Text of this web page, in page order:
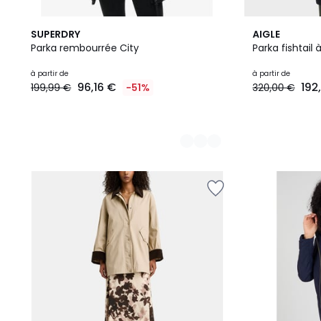
SUPERDRY
Parka rembourrée City
à partir de
199,99 € 96,16 € -51%
2
Couleurs
AIGLE
Parka fishtail
à partir de
320,00 €
4
Couleurs